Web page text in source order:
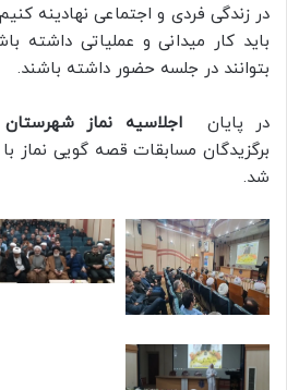
در زندگی فردی و اجتماعی نهادینه
باید کار میدانی و عملیاتی داشته
بتوانند در جلسه حضور داشته باشند.
در پایاناجلاسیه نماز شهرستان
برگزیدگان مسابقات قصه گویی نماز
شد.